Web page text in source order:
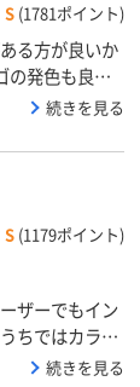
タ、コピー機
ープリンタ、
プリンタ、イ
ェットプリン
料・顔料)、レ
プリンタ、熱
リンタ、イン
顔料)、レー
ンタ、コピー
写対応、イン
ットプリンタ
S (1781ポイント)
る方が良いか
の発色も良い
おります。ミ
続きを見る
S (1179ポイント)
ザーでもイン
ちではカラー
リンターとい
続きを見る